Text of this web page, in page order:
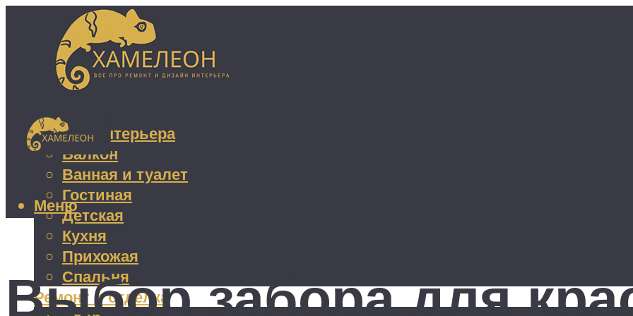
Дизайн интерьера
Балкон
Ванная и туалет
Гостиная
Детская
Кухня
Прихожая
Спальня
Ремонт и отделка
Меню
Выбор забора для